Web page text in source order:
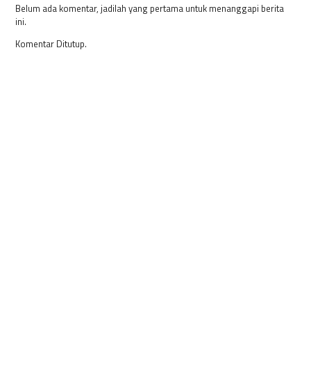
Belum ada komentar, jadilah yang pertama untuk menanggapi berita
ini.
Komentar Ditutup.